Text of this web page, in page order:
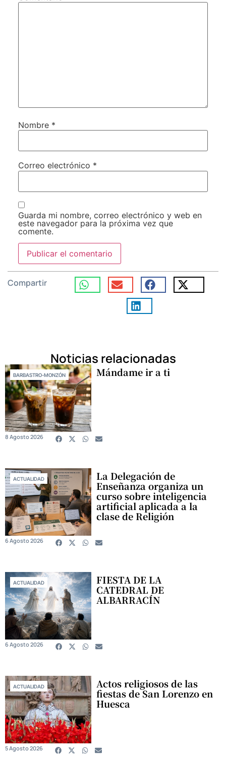
Nombre *
Correo electrónico *
Guarda mi nombre, correo electrónico y web en
este navegador para la próxima vez que
comente.
Compartir
Noticias relacionadas
BARBASTRO-MONZÓN Mándame ir a ti
8 Agosto 2026
ACTUALIDAD La Delegación de
Enseñanza organiza un
curso sobre inteligencia
artificial aplicada a la
clase de Religión
6 Agosto 2026
ACTUALIDAD FIESTA DE LA
CATEDRAL DE
ALBARRACÍN
6 Agosto 2026
ACTUALIDAD Actos religiosos de las
fiestas de San Lorenzo en
Huesca
5 Agosto 2026